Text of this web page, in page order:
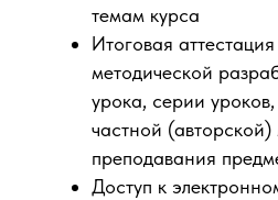
темам курса
Итоговая
методической
урока, серии
частной (авторской)
преподавания
Доступ к